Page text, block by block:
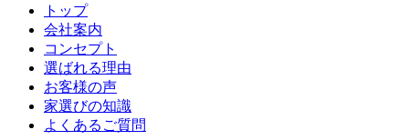
トップ
会社案内
コンセプト
選ばれる理由
お客様の声
家選びの知識
よくあるご質問